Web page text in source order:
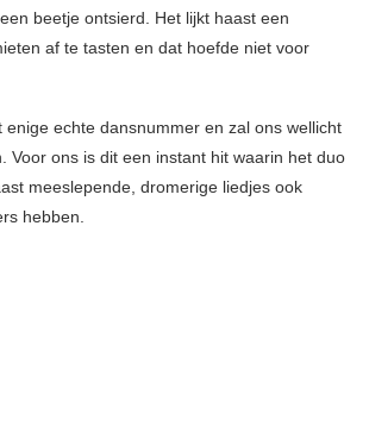
beetje ontsierd. Het lijkt haast een
af te tasten en dat hoefde niet voor
enige echte dansnummer en zal ons wellicht
Voor ons is dit een instant hit waarin het duo
meeslepende, dromerige liedjes ook
hebben.